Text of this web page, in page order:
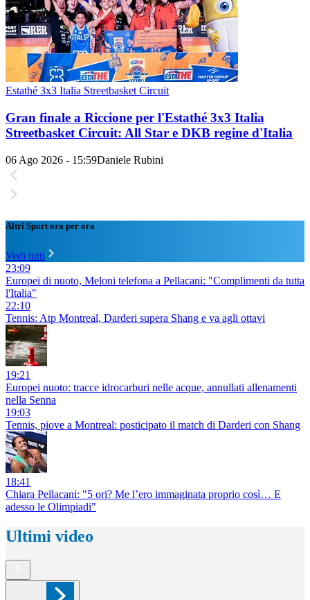
Estathé 3x3 Italia Streetbasket Circuit
Gran finale a Riccione per l'Estathé 3x3 Italia
Streetbasket Circuit: All Star e DKB regine d'Italia
06 Ago 2026 - 15:59Daniele Rubini
Altri Sport ora per ora
Vedi tutti
23:09
Europei di nuoto, Meloni telefona a Pellacani: "Complimenti da tutta
l'Italia"
22:10
Tennis: Atp Montreal, Darderi supera Shang e va agli ottavi
19:21
Europei nuoto: tracce idrocarburi nelle acque, annullati allenamenti
nella Senna
19:03
Tennis, piove a Montreal: posticipato il match di Darderi con Shang
18:41
Chiara Pellacani: "5 ori? Me l’ero immaginata proprio così… E
adesso le Olimpiadi"
Ultimi video